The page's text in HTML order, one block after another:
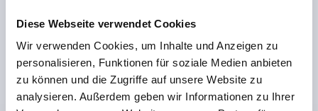
Diese Webseite verwendet Cookies
Wir verwenden Cookies, um Inhalte und Anzeigen zu
personalisieren, Funktionen für soziale Medien anbieten
zu können und die Zugriffe auf unsere Website zu
analysieren. Außerdem geben wir Informationen zu Ihrer
HANDRAD PASSBOHRUNG, MIT GRIFF, D1=200,
D2=18H9, FORM:B 4-SPEICHEN, STAHL SCHWARZ